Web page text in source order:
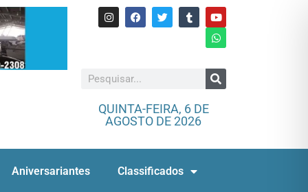
QUINTA-FEIRA, 6 DE
AGOSTO DE 2026
Aniversariantes Classificados